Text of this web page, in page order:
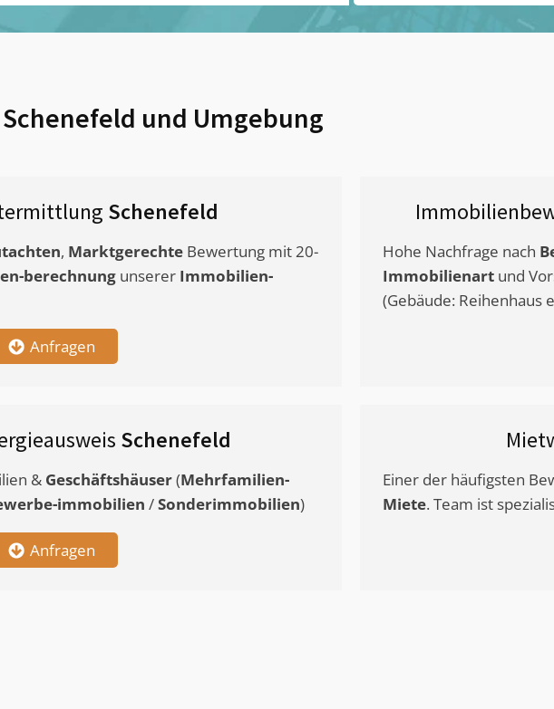
Schenefeld und Umgebung
Schenefeld
, Marktgerechte Bewertung mit 20-
berechnung unserer Immobilien-
Anfragen
Hohe Nachfrage nach
Immobilienart und
(Gebäude: Reihenhaus
Schenefeld
& Geschäftshäuser(Mehrfamilien-
immobilien /Sonderimmobilien)
Anfragen
Einer der häufigsten
Miete. Team ist